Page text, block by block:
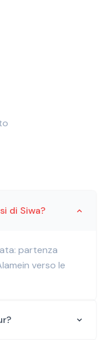
di Siwa?
partenza
verso le